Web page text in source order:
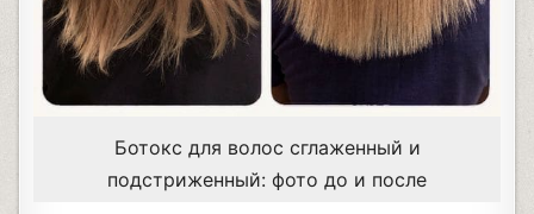
Ботокс для волос сглаженный и
подстриженный: фото до и после